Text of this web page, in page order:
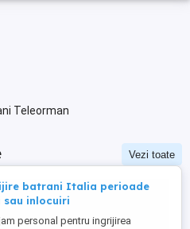
Teleorman
Vezi toate
batrani Italia perioade
sau inlocuiri
personal pentru ingrijirea